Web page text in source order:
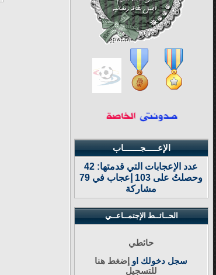
الإعـــــجـــــــاب
عدد الإعجابات التي قدمتها: 42
وحصلتُ على 103 إعجاب في 79
مشاركة
الحــائــط الإجتمــاعــي
حائطي
سجل دخولك او إضغط هنا
للتسجيل